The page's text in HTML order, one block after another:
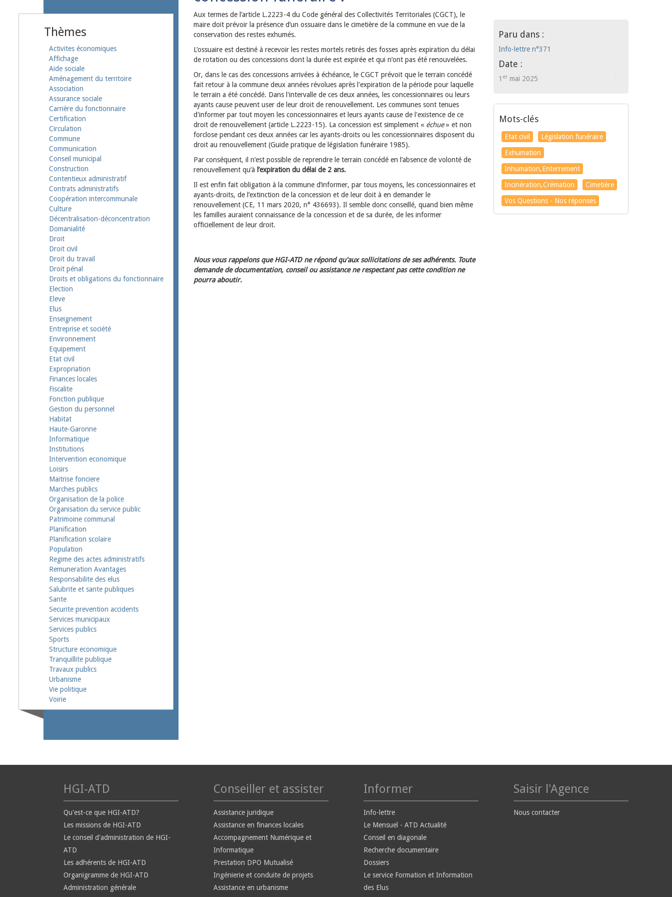
Thèmes
Activites économiques
Affichage
Aide sociale
Aménagement du territoire
Association
Assurance sociale
Carrière du fonctionnaire
Certification
Circulation
Commune
Communication
Conseil municipal
Construction
Contentieux administratif
Contrats administratifs
Coopération intercommunale
Culture
Décentralisation-déconcentration
Domanialité
Droit
Droit civil
Droit du travail
Droit pénal
Droits et obligations du fonctionnaire
Election
Eleve
Elus
Enseignement
Entreprise et société
Environnement
Equipement
Etat civil
Expropriation
Finances locales
Fiscalite
Fonction publique
Gestion du personnel
Habitat
Haute-Garonne
Informatique
Institutions
Intervention economique
Loisirs
Maitrise fonciere
Marches publics
Organisation de la police
Organisation du service public
Patrimoine communal
Planification
Planification scolaire
Population
Regime des actes administratifs
Remuneration Avantages
Responsabilite des elus
Salubrite et sante publiques
Sante
Securite prevention accidents
Services municipaux
Services publics
Sports
Structure economique
Tranquillite publique
Travaux publics
Urbanisme
Vie politique
Voirie
Aux termes de l’article L.2223-4 du Code général des Collectivités Territoriales (CGCT), le
maire doit prévoir la présence d’un ossuaire dans le cimetière de la commune en vue de la
conservation des restes exhumés.
L’ossuaire est destiné à recevoir les restes mortels retirés des fosses après expiration du délai
de rotation ou des concessions dont la durée est expirée et qui n’ont pas été renouvelées.
Or, dans le cas des concessions arrivées à échéance, le CGCT prévoit que le terrain concédé
fait retour à la commune deux années révolues après l'expiration de la période pour laquelle
le terrain a été concédé. Dans l'intervalle de ces deux années, les concessionnaires ou leurs
ayants cause peuvent user de leur droit de renouvellement. Les communes sont tenues
d'informer par tout moyen les concessionnaires et leurs ayants cause de l'existence de ce
droit de renouvellement (article L.2223-15). La concession est simplement « échue» et non
forclose pendant ces deux années car les ayants-droits ou les concessionnaires disposent du
droit au renouvellement (Guide pratique de législation funéraire 1985).
Par conséquent, il n’est possible de reprendre le terrain concédé en l’absence de volonté de
renouvellement qu’à l’expiration du délai de 2 ans.
Il est enfin fait obligation à la commune d’informer, par tous moyens, les concessionnaires et
ayants-droits, de l’extinction de la concession et de leur doit à en demander le
renouvellement (CE, 11 mars 2020, n° 436693). Il semble donc conseillé, quand bien même
les familles auraient connaissance de la concession et de sa durée, de les informer
officiellement de leur droit.
Nous vous rappelons que HGI-ATD ne répond qu'aux sollicitations de ses adhérents. Toute
demande de documentation, conseil ou assistance ne respectant pas cette condition ne
pourra aboutir.
Paru dans :
Info-lettre n°371
Date :
1 ermai 2025
Mots-clés
Etat civil
Législation funéraire
Exhumation
Inhumation,Enterrement
Incinération,Crémation
Cimetière
Vos Questions - Nos réponses
HGI-ATD
Qu'est-ce que HGI-ATD?
Les missions de HGI-ATD
Le conseil d'administration de HGI-
ATD
Les adhérents de HGI-ATD
Organigramme de HGI-ATD
Administration générale
Conseiller et assister
Assistance juridique
Assistance en finances locales
Accompagnement Numérique et
Informatique
Prestation DPO Mutualisé
Ingénierie et conduite de projets
Assistance en urbanisme
Informer
Info-lettre
Le Mensuel - ATD Actualité
Conseil en diagonale
Recherche documentaire
Dossiers
Le service Formation et Information
des Elus
Saisir l'Agence
Nous contacter